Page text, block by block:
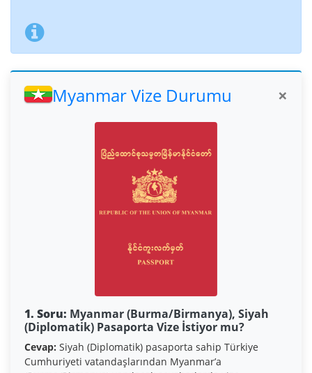
Myanmar Vize Durumu ×
1. Soru: Myanmar (Burma/Birmanya), Siyah
(Diplomatik) Pasaporta Vize İstiyor mu?
Cevap: Siyah (Diplomatik) pasaporta sahip Türkiye
Cumhuriyeti vatandaşlarından Myanmar’a